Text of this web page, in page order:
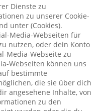
Dienste zu
zu unserer Cookie-
unter (Cookies).
Media-Webseiten für
nutzen, oder dein Konto
Media-Webseite zu
Webseiten können uns
bestimmte
die sie über dich
angesehene Inhalte, von
zu den